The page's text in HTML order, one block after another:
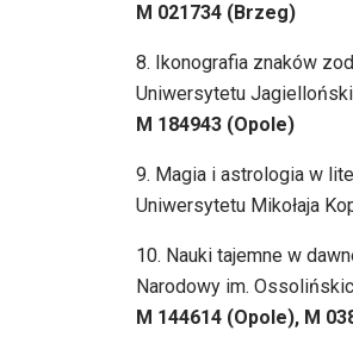
M 021734 (Brzeg)
8. Ikonografia znaków
Uniwersytetu
M 184943 (Opole)
9. Magia i astrologia w
Uniwersytetu Mikołaja
10. Nauki tajemne w
Narodowy im.
M 144614 (Opole), M